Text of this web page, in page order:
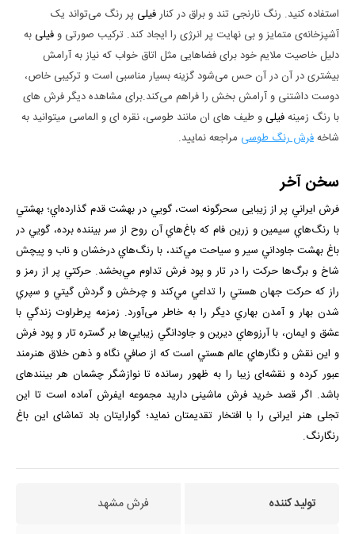
استفاده کنید. رنگ نارنجی تند و براق در کنارفیلی پر رنگ می‌تواند یک
آشپزخانه‌ی متمایز و بی نهایت پر انرژی را ایجاد کند. ترکیب صورتی و فیلی به
دلیل خاصیت ملایم خود برای فضا‌هایی مثل اتاق خواب که نیاز به آرامش
بیشتری در آن در آن حس می‌شود گزینه بسیار مناسبی است و ترکیبی خاص،
دوست داشتنی و آرامش بخش را فراهم می‌کند.برای مشاهده دیگر فرش های
با رنگ زمینهفیلی و طیف های ان مانند طوسی، نقره ای و الماسی میتوانید به
شاخهفرش رنگ طوسی مراجعه نمایید.
سخن آخر
فرش ايراني پر از زيبایی سحرگونه است، گويي در بهشت قدم گذارده‌اي؛ بهشتي
با رنگ‌هاي سيمين و زرين فام كه باغ‌هاي آن روح از سر بيننده برده، ‌گويي در
باغ بهشت جاوداني سير و سياحت مي‌كند، با رنگ‌هاي درخشان و ناب و پیچش
شاخ و برگ‌ها حركت را در تار و پود فرش تداوم مي‌بخشد. حركتي پر از رمز و
راز كه حركت جهان هستي را تداعي مي‌كند و چرخش و گردش گيتي و سپري
شدن بهار و آمدن بهاري ديگر را به خاطر می‌آورد. زمزمه پرطراوت زندگي با
عشق و ايمان، با آرزوهاي ديرين و جاودانگي زيبايي‌ها بر گستره تار و پود فرش
و اين نقش و نگارهاي عالم هستي است كه از صافي نگاه و ذهن خلاق هنرمند
عبور كرده و نقشه‌ای زیبا را به ظهور رسانده تا نوازشگر چشمان هر بیننده­ای
باشد. اگر قصد خرید فرش ماشینی دارید مجموعه ایفرش آماده است تا این
تجلی هنر ایرانی را با افتخار تقدیمتان نماید؛ گوارایتان باد تماشای این باغ
رنگارنگ.
تولید کننده فرش مشهد